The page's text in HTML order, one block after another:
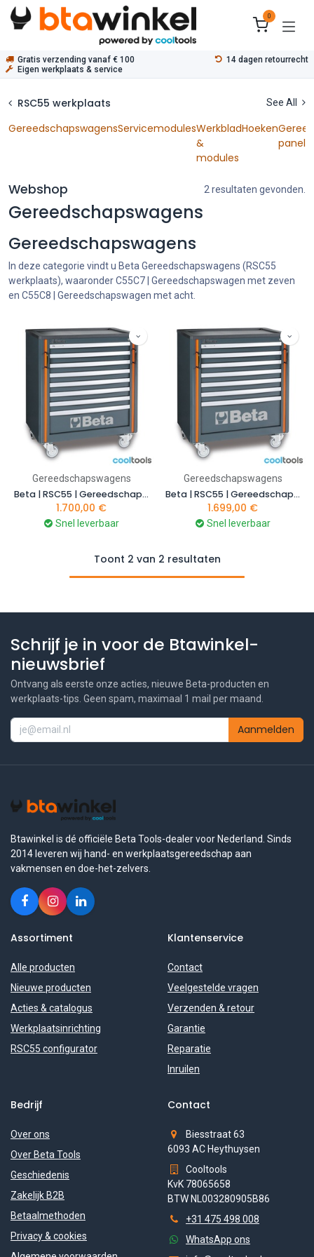
Overslaan naar inhoud
0
Gratis verzending vanaf € 100
14 dagen retourrecht
Eigen werkplaats & service
RSC55 werkplaats See All
GereedschapswagensServicemodulesWerkblad
&
modules
Hoeken
Webshop 2 resultaten gevonden.
Gereedschapswagens
Gereedschapswagens
In deze categorie vindt u Beta Gereedschapswagens (RSC55
werkplaats), waaronder C55C7 | Gereedschapswagen met zeven
en C55C8 | Gereedschapswagen met acht.
Gereedschapswagens
Beta | RSC55 | Gereedschapswagen 8 laden | C55C8 | 055000206
1.700,00 €
Snel leverbaar
Gereedschapswagens
Beta | RSC55 | Gereedschapswagen 7 laden | C55C7 | 055000201
1.699,00 €
Snel leverbaar
Toont 2 van 2 resultaten
Schrijf je in voor de Btawinkel-
nieuwsbrief
Ontvang als eerste onze acties, nieuwe Beta-producten en
werkplaats-tips. Geen spam, maximaal 1 mail per maand.
Aanmelden
Btawinkel is dé officiële Beta Tools-dealer voor Nederland. Sinds
2014 leveren wij hand- en werkplaatsgereedschap aan
vakmensen en doe-het-zelvers.
Assortiment
Alle producten
Nieuwe producten
Acties & catalogus
Werkplaatsinrichting
RSC55 configurator
Klantenservice
Contact
Veelgestelde vragen
Verzenden & retour
Garantie
Reparatie
Inruilen
Bedrijf
Over ons
Over Beta Tools
Geschiedenis
Zakelijk B2B
Betaalmethoden
Privacy & cookies
Contact
Biesstraat 63
6093 AC Heythuysen
Cooltools
KvK 78065658
BTW NL003280905B86
+31 475 498 008
WhatsApp ons